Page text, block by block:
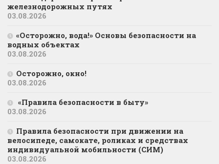
железнодорожных путях
03.08.2026
«Осторожно, вода!» Основы безопасности на
водных объектах
03.08.2026
Осторожно, окно!
03.08.2026
«Правила безопасности в быту»
03.08.2026
Правила безопасности при движении на
велосипеде, самокате, роликах и средствах
индивидуальной мобильности (СИМ)
03.08.2026